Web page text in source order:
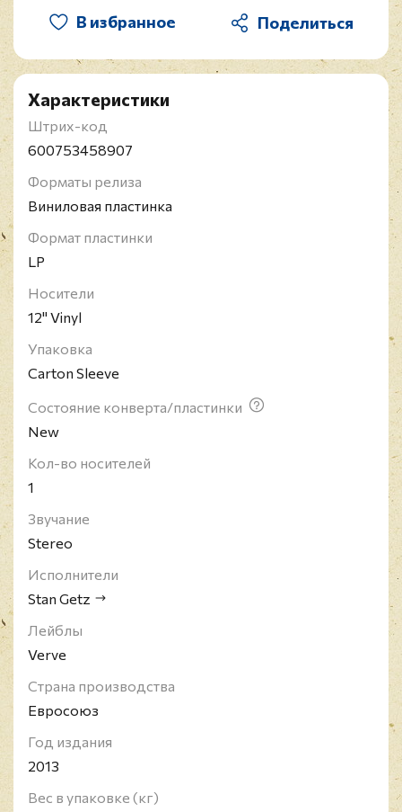
В избранное
Характеристики
Штрих-код
600753458907
Форматы релиза
Виниловая пластинка
Формат пластинки
LP
Носители
12" Vinyl
Упаковка
Carton Sleeve
Состояние конверта/пластинки
New
Кол-во носителей
1
Звучание
Stereo
Исполнители
Stan Getz
Лейблы
Verve
Страна производства
Евросоюз
Год издания
2013
Вес в упаковке (кг)